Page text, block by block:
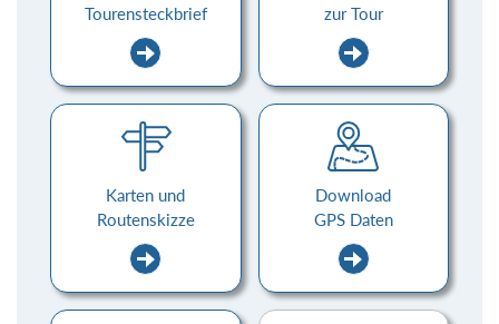
Tourensteckbrief
zur Tour
Karten und
Routenskizze
Download
GPS Daten